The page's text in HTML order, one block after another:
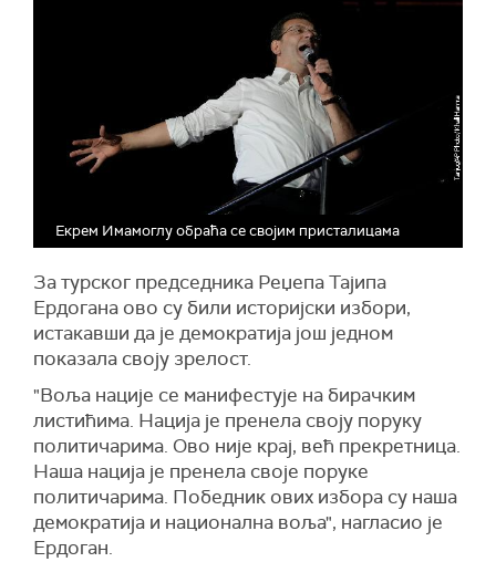
Екрем Имамоглу обраћа се својим присталицама
За турског председника Реџепа Тајипа
Ердогана ово су били историјски избори,
истакавши да је демократија још једном
показала своју зрелост.
"Воља нације се манифестује на бирачким
листићима. Нација је пренела своју поруку
политичарима. Ово није крај, већ прекретница.
Наша нација је пренела своје поруке
политичарима. Победник ових избора су наша
демократија и национална воља", нагласио је
Ердоган.